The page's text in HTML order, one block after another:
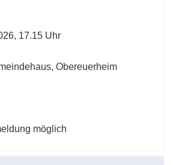
17.15 Uhr
Obereuerheim
möglich